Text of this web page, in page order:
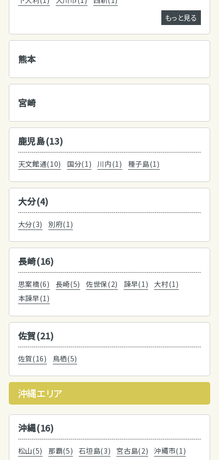
もっと見る
熊本
宮崎
鹿児島(13)
天文館通(10) 国分(1) 川内(1) 種子島(1)
大分(4)
大分(3) 別府(1)
長崎(16)
思案橋(6) 長崎(5) 佐世保(2) 諫早(1)
大村(1)
本諫早(1)
佐賀(21)
佐賀(16) 鳥栖(5)
沖縄エリア
沖縄(16)
松山(5) 那覇(5) 石垣島(3) 宮古島(2) 沖縄市(1)